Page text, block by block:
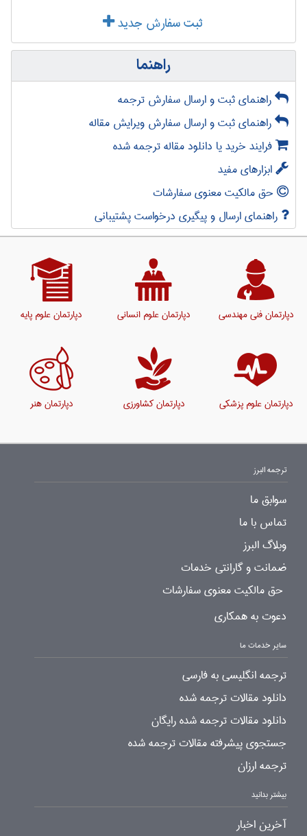
ثبت سفارش جدید
راهنما
راهنمای ثبت و ارسال سفارش ترجمه
راهنمای ثبت و ارسال سفارش ویرایش مقاله
فرایند خرید یا دانلود مقاله ترجمه شده
ابزارهای مفید
حق مالکیت معنوی سفارشات
راهنمای ارسال و پیگیری درخواست پشتیبانی
دپارتمان فنی مهندسی دپارتمان علوم انسانی دپارتمان علوم پایه
دپارتمان علوم پزشکی دپارتمان کشاورزی دپارتمان هنر
ترجمه البرز
سوابق ما
تماس با ما
وبلاگ البرز
ضمانت و گارانتی خدمات
حق مالکیت معنوی سفارشات
دعوت به همکاری
سایر خدمات ما
ترجمه انگلیسی به فارسی
دانلود مقالات ترجمه شده
دانلود مقالات ترجمه شده رایگان
جستجوی پیشرفته مقالات ترجمه شده
ترجمه ارزان
بیشتر بدانید
آخرین اخبار